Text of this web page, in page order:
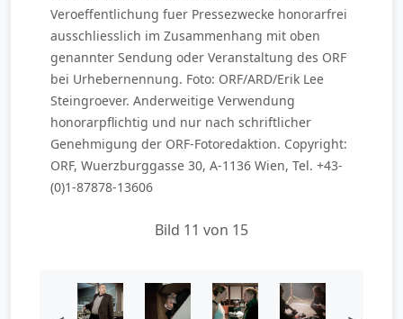
Veroeffentlichung fuer Pressezwecke honorarfrei
ausschliesslich im Zusammenhang mit oben
genannter Sendung oder Veranstaltung des ORF
bei Urhebernennung. Foto: ORF/ARD/Erik Lee
Steingroever. Anderweitige Verwendung
honorarpflichtig und nur nach schriftlicher
Genehmigung der ORF-Fotoredaktion. Copyright:
ORF, Wuerzburggasse 30, A-1136 Wien, Tel. +43-
(0)1-87878-13606
Bild 11 von 15